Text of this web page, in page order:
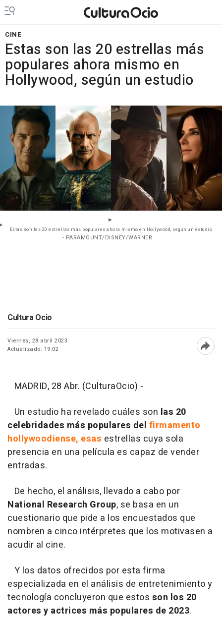
CINE
Estas son las 20 estrellas más
populares ahora mismo en
Hollywood, según un estudio
Estas son las 20 estrellas más populares ahora mismo en Hollywood, según un estudio
- PARAMOUNT/DISNEY/WARNER
Cultura Ocio
Viernes, 28 abril 2023
Actualizado: 19:02
MADRID, 28 Abr. (CulturaOcio) -
Un estudio ha revelado cuáles son las 20
celebridades más populares del firmamento
hollywoodiense, esas estrellas cuya sola
presencia en una película es capaz de vender
entradas.
De hecho, el análisis, llevado a cabo por
National Research Group, se basa en un
cuestionario que pide a los encuestados que
nombren a cinco intérpretes que los motivasen a
acudir al cine.
Y los datos ofrecidos por esta firma
especializada en el análisis de entretenimiento y
tecnología concluyeron que estos son los 20
actores y actrices más populares de 2023.